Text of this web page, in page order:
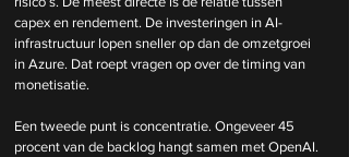
capex en rendement. De investeringen in AI-
infrastructuur lopen sneller op dan de omzetgroei
in Azure. Dat roept vragen op over de timing van
monetisatie.
Een tweede punt is concentratie. Ongeveer 45
procent van de backlog hangt samen met OpenAI.